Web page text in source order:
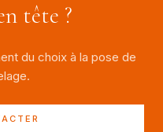
tête ?
du choix à la pose de